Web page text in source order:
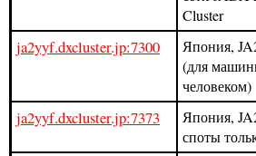
Cluster
ja2yyf.dxcluster.jp:7300
Япония,
(для
человеком)
ja2yyf.dxcluster.jp:7373
Япония,
споты